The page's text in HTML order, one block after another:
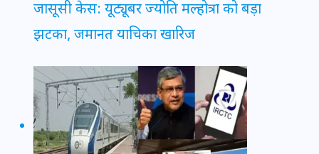
जासूसी केस: यूट्यूबर ज्योति मल्होत्रा को बड़ा
झटका, जमानत याचिका खारिज